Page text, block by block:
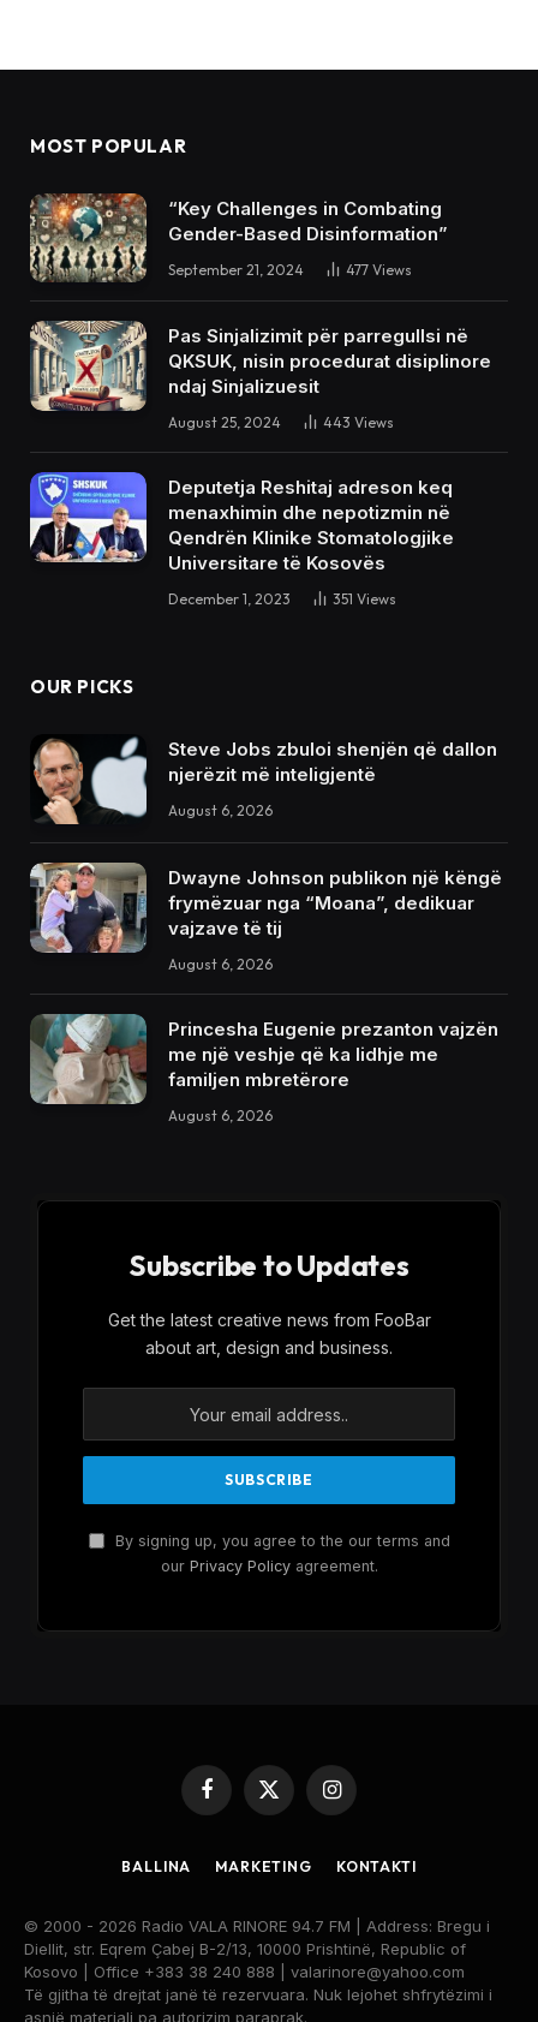
MOST POPULAR
“Key Challenges in Combating
Gender-Based Disinformation”
September 21, 2024 477 Views
Pas Sinjalizimit për parregullsi në
QKSUK, nisin procedurat disiplinore
ndaj Sinjalizuesit
August 25, 2024 443 Views
Deputetja Reshitaj adreson keq
menaxhimin dhe nepotizmin në
Qendrën Klinike Stomatologjike
Universitare të Kosovës
December 1, 2023 351 Views
OUR PICKS
Steve Jobs zbuloi shenjën që dallon
njerëzit më inteligjentë
August 6, 2026
Dwayne Johnson publikon një këngë
frymëzuar nga “Moana”, dedikuar
vajzave të tij
August 6, 2026
Princesha Eugenie prezanton vajzën
me një veshje që ka lidhje me
familjen mbretërore
August 6, 2026
Subscribe to Updates
Get the latest creative news from FooBar
about art, design and business.
By signing up, you agree to the our terms and
our Privacy Policyagreement.
Facebook
X
(Twitter)
Instagram
BALLINA MARKETING KONTAKTI
© 2000 - 2026 Radio VALA RINORE 94.7 FM | Address: Bregu i
Diellit, str. Eqrem Çabej B-2/13, 10000 Prishtinë, Republic of
Kosovo | Office +383 38 240 888 | valarinore@yahoo.com
Të gjitha të drejtat janë të rezervuara. Nuk lejohet shfrytëzimi i
asnjë materiali pa autorizim paraprak.